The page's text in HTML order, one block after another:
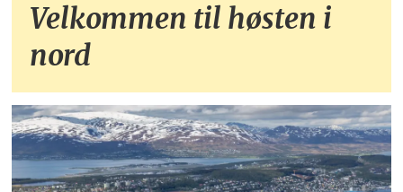
Velkommen til høsten i
nord